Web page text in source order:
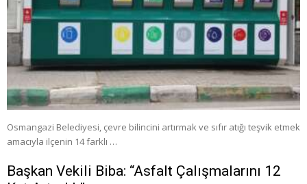
Osmangazi Belediyesi, çevre bilincini artırmak ve sıfır atığı teşvik etmek
amacıyla ilçenin 14 farklı …
Başkan Vekili Biba: “Asfalt Çalışmalarını 12